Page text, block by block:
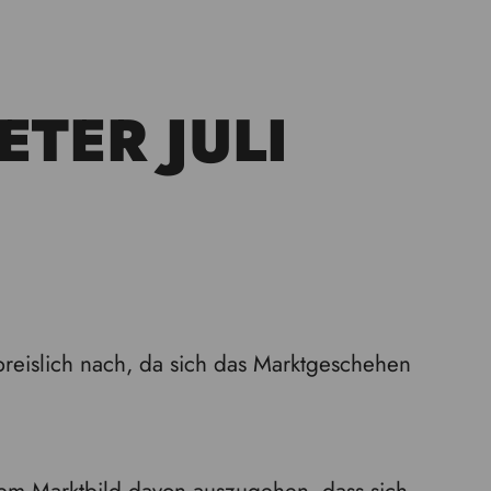
JULI
nach, da sich das Marktgeschehen